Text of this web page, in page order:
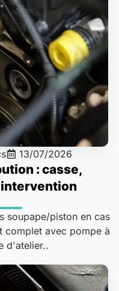
13/07/2026
: casse,
soupape/piston en cas
complet avec pompe à
d'atelier..